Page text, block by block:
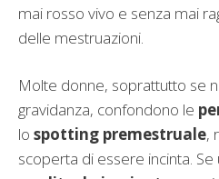
mai rosso vivo e senza mai
delle mestruazioni.
Molte donne, soprattutto se
gravidanza, confondono le
lo spotting premestruale,
scoperta di essere incinta.